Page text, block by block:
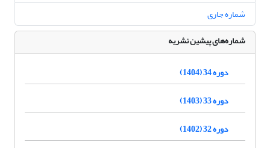
شماره جاری
شماره‌های پیشین نشریه
دوره 34 (1404)
دوره 33 (1403)
دوره 32 (1402)